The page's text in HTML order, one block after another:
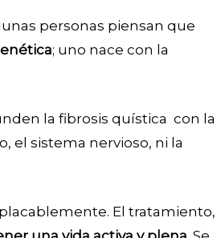
personas piensan que
; uno nace con la
la fibrosis quística con la
el sistema nervioso, ni la
El tratamiento,